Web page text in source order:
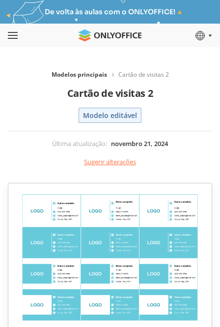
De volta às aulas com o ONLYOFFICE!
Modelos principais Cartão de visitas 2
Cartão de visitas 2
Modelo editável
Última atualização: novembro 21, 2024
Sugerir alterações